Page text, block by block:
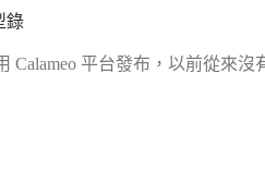
錄
Calameo 平台發布，以前從來沒